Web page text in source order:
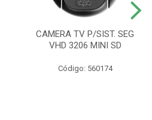
CAMERA TV P/SIST. SEG
VHD 3206 MINI SD
Código: 560174